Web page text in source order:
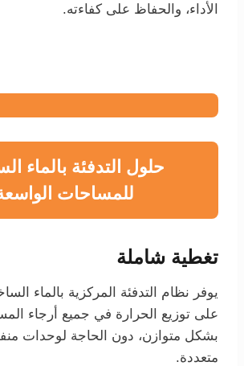
الأداء، والحفاظ على كفاءته.
حلول التدفئة بالماء
للمساحات
تغطية شاملة
يوفر نظام التدفئة المركزية بالماء
على توزيع الحرارة في جميع أرجاء
بشكل متوازن، دون الحاجة لوحدات
متعددة.